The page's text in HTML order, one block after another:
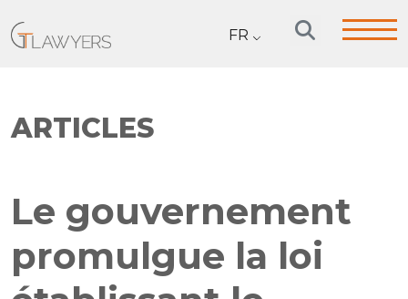
FR
ARTICLES
Le gouvernement
promulgue la loi